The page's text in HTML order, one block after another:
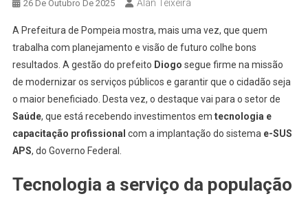
26 De Outubro De 2025 Alan Teixeira
A Prefeitura de Pompeia mostra, mais uma vez, que quem
trabalha com planejamento e visão de futuro colhe bons
resultados. A gestão do prefeito Diogo segue firme na missão
de modernizar os serviços públicos e garantir que o cidadão seja
o maior beneficiado. Desta vez, o destaque vai para o setor de
Saúde, que está recebendo investimentos em tecnologia e
capacitação profissional com a implantação do sistema e-SUS
APS, do Governo Federal.
Tecnologia a serviço da população